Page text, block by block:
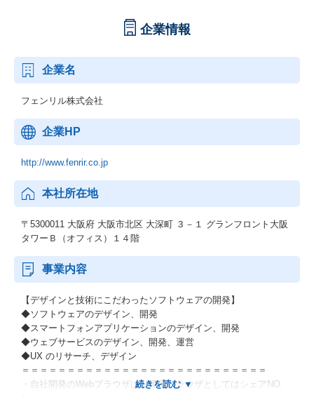
企業情報
企業名
フェンリル株式会社
企業HP
http://www.fenrir.co.jp
本社所在地
〒5300011 大阪府 大阪市北区 大深町 ３－１ グランフロント大阪
タワーＢ（オフィス）１４階
事業内容
【デザインと技術にこだわったソフトウェアの開発】
◆ソフトウェアのデザイン、開発
◆スマートフォンアプリケーションのデザイン、開発
◆ウェブサービスのデザイン、開発、運営
◆UX のリサーチ、デザイン
＝＝＝＝＝＝＝＝＝＝＝＝＝＝＝＝＝＝＝＝＝＝＝＝＝＝＝
・自社開発のWebブラウザは、国産ブラウザとしてはシェアNO.